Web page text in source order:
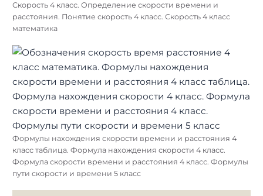
Скорость 4 класс. Определение скорости времени и
расстояния. Понятие скорость 4 класс. Скорость 4 класс
математика
Формулы нахождения скорости времени и расстояния 4
класс таблица. Формула нахождения скорости 4 класс.
Формула скорости времени и расстояния 4 класс. Формулы
пути скорости и времени 5 класс